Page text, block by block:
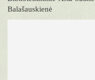
Balašauskienė